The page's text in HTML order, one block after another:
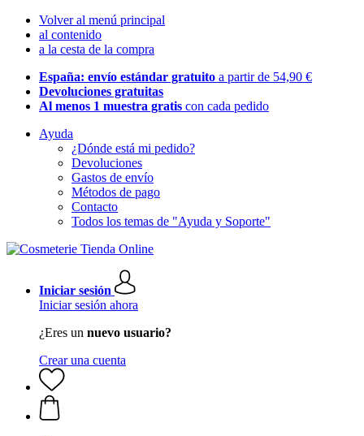
Volver al menú principal
al contenido
a la cesta de la compra
España: envío estándar gratuito a partir de 54,90 €
Devoluciones gratuitas
Al menos 1 muestra gratis con cada pedido
Ayuda
¿Dónde está mi pedido?
Devoluciones
Gastos de envío
Métodos de pago
Contacto
Todos los temas de "Ayuda y Soporte"
Iniciar sesión
Iniciar sesión ahora
¿Eres un nuevo usuario?
Crear una cuenta